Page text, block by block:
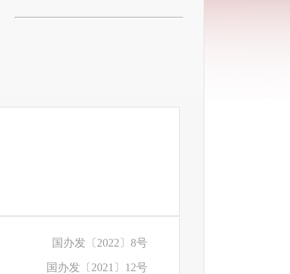
国办发〔2022〕8号
国办发〔2021〕12号